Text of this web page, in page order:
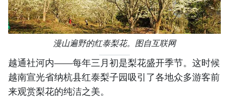
漫山遍野的红泰梨花。图自互联网
越通社河内——每年三月初是梨花盛开季节。这时候
越南宣光省纳杭县红泰梨子园吸引了各地众多游客前
来观赏梨花的纯洁之美。